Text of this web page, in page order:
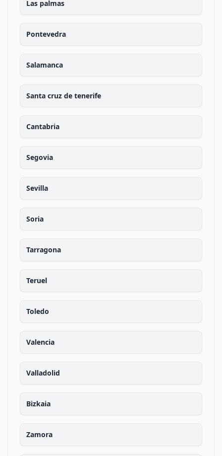
Las palmas
Pontevedra
Salamanca
Santa cruz de tenerife
Cantabria
Segovia
Sevilla
Soria
Tarragona
Teruel
Toledo
Valencia
Valladolid
Bizkaia
Zamora